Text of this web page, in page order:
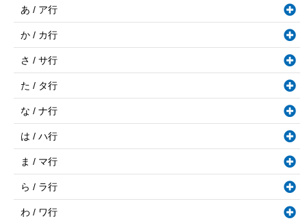
あ / ア行
か / カ行
さ / サ行
た / タ行
な / ナ行
は / ハ行
ま / マ行
ら / ラ行
わ / ワ行